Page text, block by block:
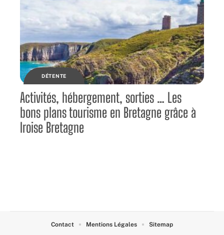
DÉTENTE
Activités, hébergement, sorties … Les
bons plans tourisme en Bretagne grâce à
Iroise Bretagne
Contact Mentions Légales Sitemap